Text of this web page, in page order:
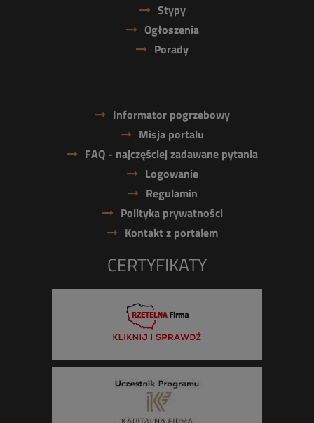
Stypy
Ogłoszenia
Porady
Informator pogrzebowy
Misja portalu
FAQ - najczęściej zadawane pytania
Logowanie
Regulamin
Polityka prywatności
Kontakt z portalem
CERTYFIKATY